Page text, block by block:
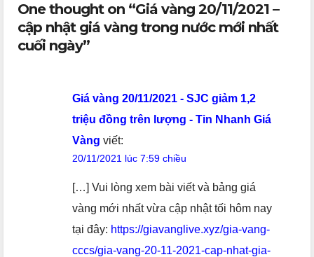
One thought on “Giá vàng 20/11/2021 –
cập nhật giá vàng trong nước mới nhất
cuối ngày”
Giá vàng 20/11/2021 - SJC giảm 1,2
triệu đồng trên lượng - Tin Nhanh Giá
Vàng viết:
20/11/2021 lúc 7:59 chiều
[…] Vui lòng xem bài viết và bảng giá
vàng mới nhất vừa cập nhật tối hôm nay
tại đây: https://giavanglive.xyz/gia-vang-
cccs/gia-vang-20-11-2021-cap-nhat-gia-